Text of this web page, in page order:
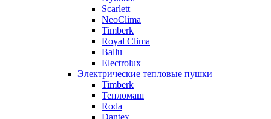
Scarlett
NeoClima
Timberk
Royal Clima
Ballu
Electrolux
Электрические тепловые пушки
Timberk
Тепломаш
Roda
Dantex